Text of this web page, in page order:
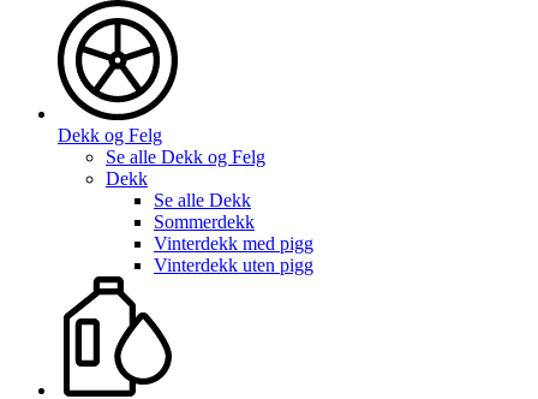
Dekk og Felg
Se alle Dekk og Felg
Dekk
Se alle Dekk
Sommerdekk
Vinterdekk med pigg
Vinterdekk uten pigg